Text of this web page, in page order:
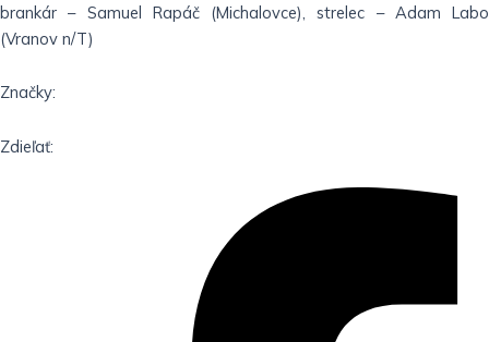
brankár – Samuel Rapáč (Michalovce), strelec – Adam Labo
(Vranov n/T)
Značky:
Zdieľať: